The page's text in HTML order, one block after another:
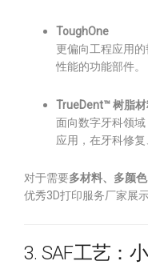
ToughOne
更偏向工程应用
性能的功能部件。
TrueDent™ 树脂
面向数字牙科领
应用，在牙科修复
对于需要多材料、多颜
优秀3D打印服务厂家展
3. SAF工艺：